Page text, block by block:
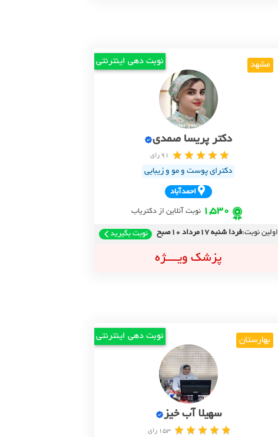
مشهد نوبت دهی اینترنتی
دکتر پریسا صمدی
91 رای
دکترای پوست و مو‌ و زیبایی
احمدآباد
1,530 نوبت آنلاین از دکتریاب
اولین نوبت:فردا شنبه 17مرداد 10صبح نوبت بگیرید
پزشک ویــــژه
بهارستان نوبت دهی اینترنتی
سهیلا آب خیز
153 رای